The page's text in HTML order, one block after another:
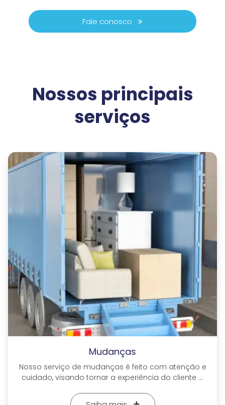
Fale conosco
Nossos principais
serviços
Mudanças
Nosso serviço de mudanças é feito com atenção e
cuidado, visando tornar a experiência do cliente o
especializada em embalagem, transporte e